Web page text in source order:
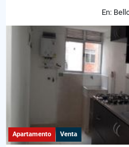
En:
Apartamento Venta